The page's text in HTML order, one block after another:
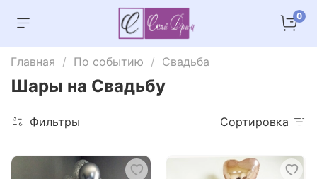
0
Главная По событию Свадьба
Шары на Свадьбу
Фильтры Сортировка